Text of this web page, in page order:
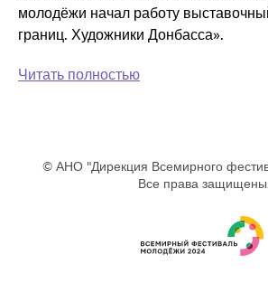
молодёжи начал работу
границ. Художники Донбасса».
Читать полностью
© АНО "Дирекция Всемирного
Все права